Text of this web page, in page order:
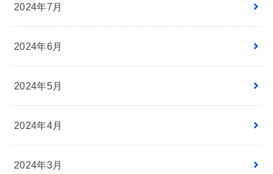
2024年7月
2024年6月
2024年5月
2024年4月
2024年3月